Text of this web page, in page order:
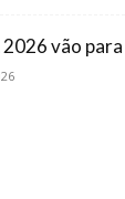
vão para